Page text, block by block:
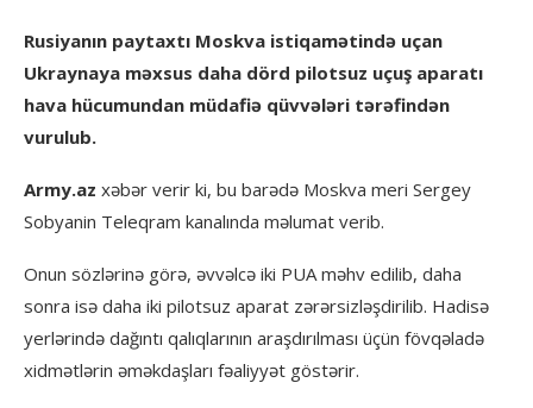
Rusiyanın paytaxtı Moskva istiqamətində uçan
Ukraynaya məxsus daha dörd pilotsuz uçuş aparatı
hava hücumundan müdafiə qüvvələri tərəfindən
vurulub.
Army.az xəbər verir ki, bu barədə Moskva meri Sergey
Sobyanin Teleqram kanalında məlumat verib.
Onun sözlərinə görə, əvvəlcə iki PUA məhv edilib, daha
sonra isə daha iki pilotsuz aparat zərərsizləşdirilib. Hadisə
yerlərində dağıntı qalıqlarının araşdırılması üçün fövqəladə
xidmətlərin əməkdaşları fəaliyyət göstərir.